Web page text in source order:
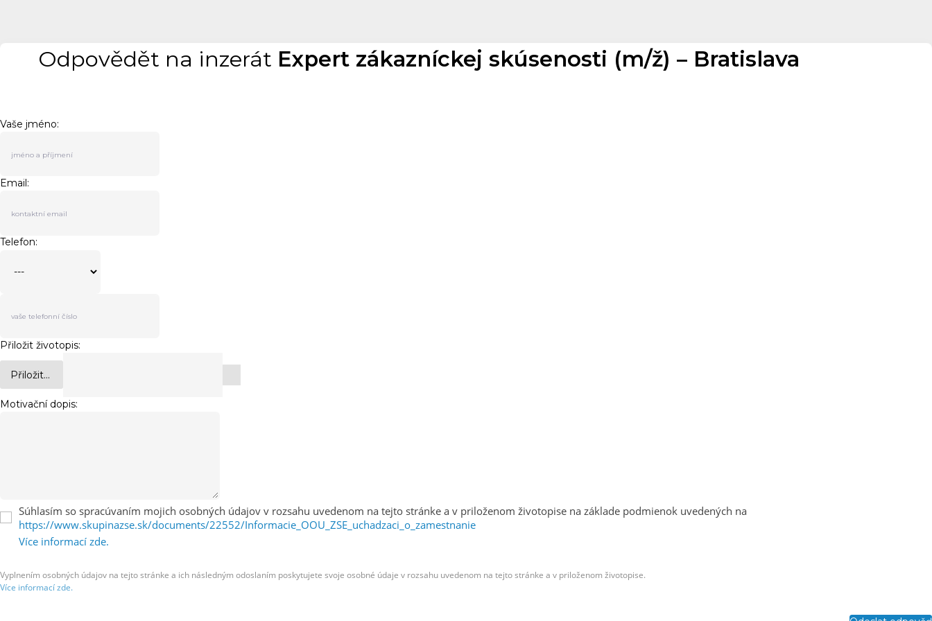
Odpovědět na inzerát Expert zákazníckej skúsenosti (m/ž) – Bratislava
Vaše jméno:
Email:
Telefon:
Přiložit životopis:
Přiložit...
Motivační dopis:
Súhlasím so spracúvaním mojich osobných údajov v rozsahu uvedenom na tejto stránke a v priloženom životopise na základe podmienok uvedených na
https://www.skupinazse.sk/documents/22552/Informacie_OOU_ZSE_uchadzaci_o_zamestnanie
Více informací zde.
Vyplnením osobných údajov na tejto stránke a ich následným odoslaním poskytujete svoje osobné údaje v rozsahu uvedenom na tejto stránke a v priloženom životopise.
Více informací zde.